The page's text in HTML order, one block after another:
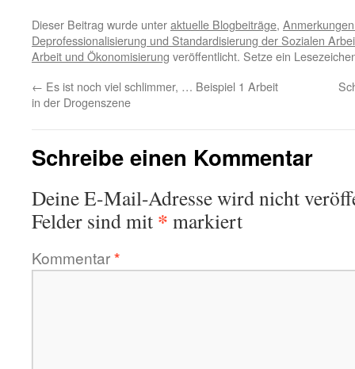
Dieser Beitrag wurde unteraktuelle Blogbeiträge,
Deprofessionalisierung und Standardisierung der Sozialen
Arbeit und Ökonomisierung veröffentlicht. Setze ein
← Es ist noch viel schlimmer, … Beispiel 1 Arbeit
in der Drogenszene
Schreibe einen Kommentar
Deine E-Mail-Adresse wird nicht
Felder sind mit * markiert
Kommentar*